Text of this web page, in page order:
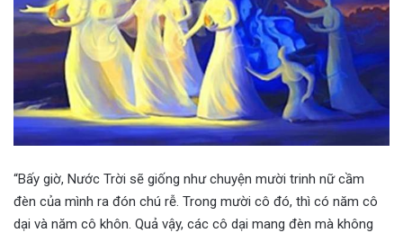
“Bấy giờ, Nước Trời sẽ giống như chuyện mười trinh nữ cầm
đèn của mình ra đón chú rễ. Trong mười cô đó, thì có năm cô
dại và năm cô khôn. Quả vậy, các cô dại mang đèn mà không